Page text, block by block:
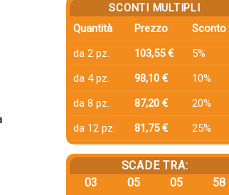
SCONTI MULTIPLI
Quantità
Prezzo
Sconto
da 2 pz.
103,55 €
5%
da 4 pz.
98,10 €
10%
da 8 pz.
87,20 €
20%
da 12 pz.
81,75 € 25%
SCADE TRA:
03
05
05
57